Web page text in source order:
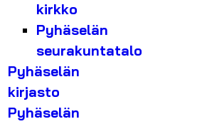
kirkko
Pyhäselän
seurakuntatalo
Pyhäselän
kirjasto
Pyhäselän